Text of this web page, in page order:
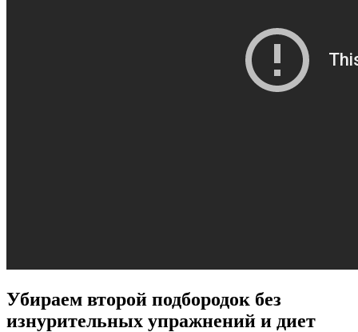
Убираем второй подбородок без
изнурительных упражнений и диет